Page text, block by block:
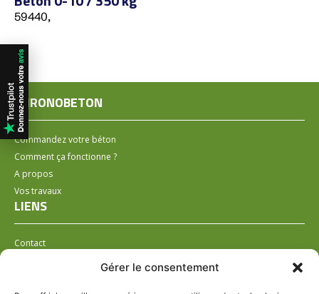
Gérer le consentement
59440,
CHRONOBETON
Commandez votre béton
Comment ça fonctionne ?
A propos
Vos travaux
LIENS
Contact